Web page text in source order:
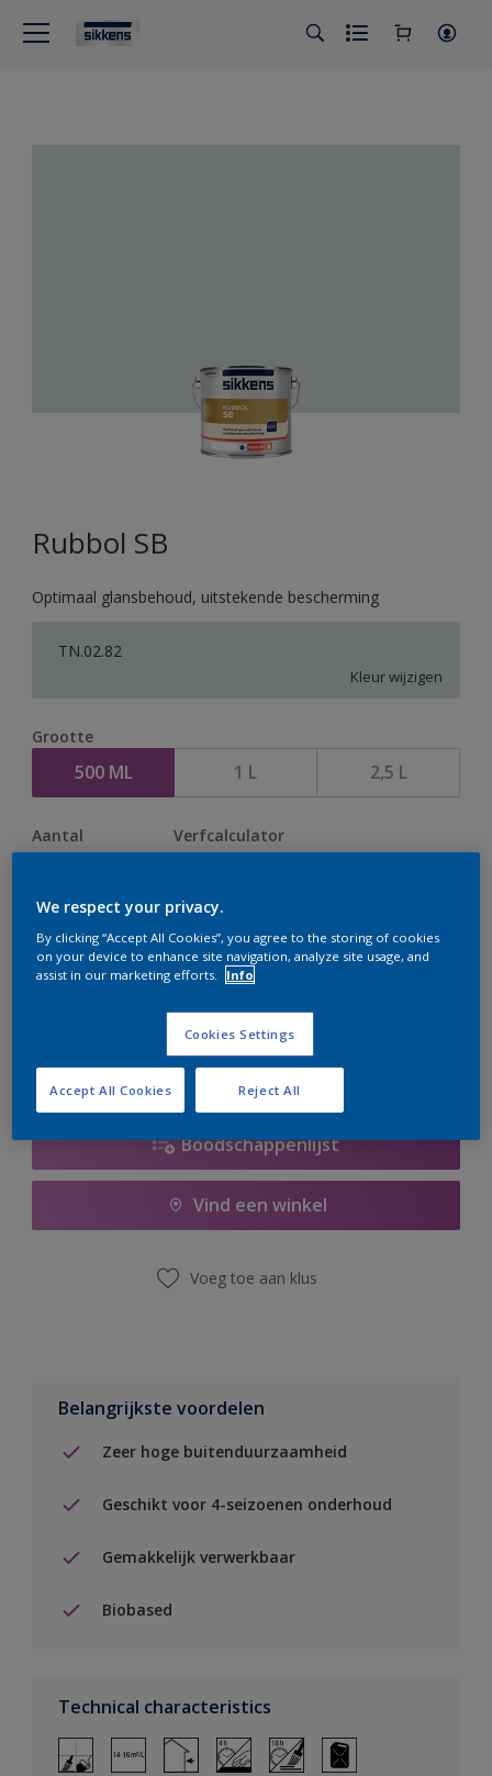
Rubbol SB
Optimaal glansbehoud, uitstekende bescherming
TN.02.82
Kleur wijzigen
Grootte
500 ML 1 L 2,5 L
Aantal Verfcalculator
Op dit moment is het niet mogelijk dit product online
te bestellen. Houd de website in de gaten, we werken
Boodschappenlijst
Vind een winkel
Voeg toe aan klus
Belangrijkste voordelen
Zeer hoge buitenduurzaamheid
Geschikt voor 4-seizoenen onderhoud
Gemakkelijk verwerkbaar
Biobased
Technical characteristics
We respect your privacy.
By clicking “Accept All Cookies”, you agree to the storing of cookies
on your device to enhance site navigation, analyze site usage, and
assist in our marketing efforts.
Info
Cookies Settings
Reject All
Accept All Cookies